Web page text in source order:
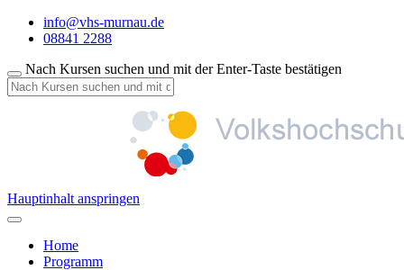
info@vhs-murnau.de
08841 2288
Nach Kursen suchen und mit der Enter-Taste bestätigen
Hauptinhalt anspringen
Home
Programm